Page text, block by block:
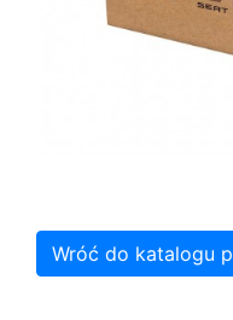
Wróć do katalogu